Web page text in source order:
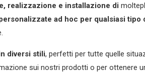
realizzazione e installazione di
ad hoc per qualsiasi tipo
diversi stili, perfetti per tutte quelle
sui nostri prodotti o per ottenere